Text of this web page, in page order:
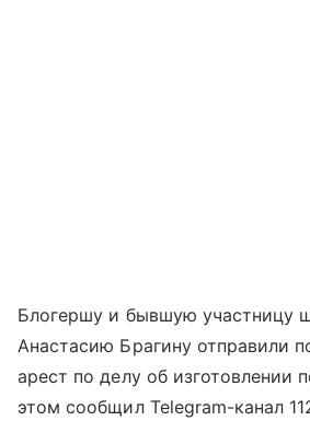
Блогершу и бывшую участницу
Анастасию Брагину отправили
арест по делу об изготовлении
этом сообщил Telegram-канал